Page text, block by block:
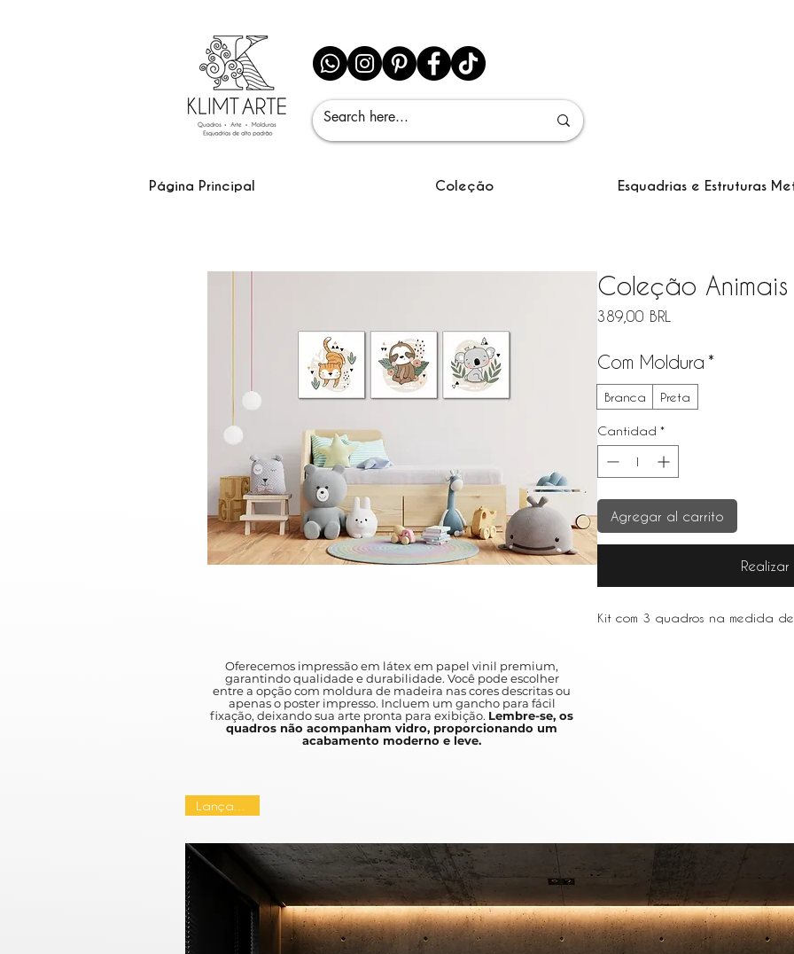
Página Principal Coleção Esquadrias e Estruturas
Coleção
389,00 BRL
Com Moldura *
Branca Preta
Cantidad *
Agregar al carrito
Kit com 3 quadros na medida
Oferecemos impressão em látex em papel vinil premium,
garantindo qualidade e durabilidade. Você pode escolher
entre a opção com moldura de madeira nas cores descritas ou
apenas o poster impresso. Incluem um gancho para fácil
fixação, deixando sua arte pronta para exibição. Lembre-se, os
quadros não acompanham vidro, proporcionando um
acabamento moderno e leve.